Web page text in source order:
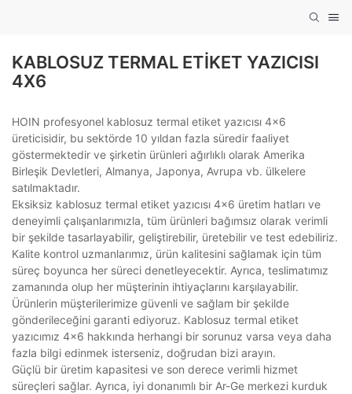
KABLOSUZ TERMAL ETIKET YAZICISI
4X6
HOIN profesyonel kablosuz termal etiket yazıcısı 4x6
üreticisidir, bu sektörde 10 yıldan fazla süredir faaliyet
göstermektedir ve şirketin ürünleri ağırlıklı olarak Amerika
Birleşik Devletleri, Almanya, Japonya, Avrupa vb. ülkelere
satılmaktadır.
Eksiksiz kablosuz termal etiket yazıcısı 4x6 üretim hatları ve
deneyimli çalışanlarımızla, tüm ürünleri bağımsız olarak verimli
bir şekilde tasarlayabilir, geliştirebilir, üretebilir ve test edebiliriz.
Kalite kontrol uzmanlarımız, ürün kalitesini sağlamak için tüm
süreç boyunca her süreci denetleyecektir. Ayrıca, teslimatımız
zamanında olup her müşterinin ihtiyaçlarını karşılayabilir.
Ürünlerin müşterilerimize güvenli ve sağlam bir şekilde
gönderileceğini garanti ediyoruz. Kablosuz termal etiket
yazıcımız 4x6 hakkında herhangi bir sorunuz varsa veya daha
fazla bilgi edinmek isterseniz, doğrudan bizi arayın.
Güçlü bir üretim kapasitesi ve son derece verimli hizmet
süreçleri sağlar. Ayrıca, iyi donanımlı bir Ar-Ge merkezi kurduk